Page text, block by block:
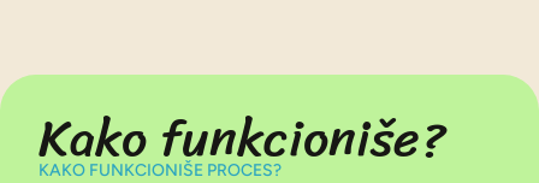
Kako funkcioniše?
KAKO FUNKCIONIŠE PROCES?